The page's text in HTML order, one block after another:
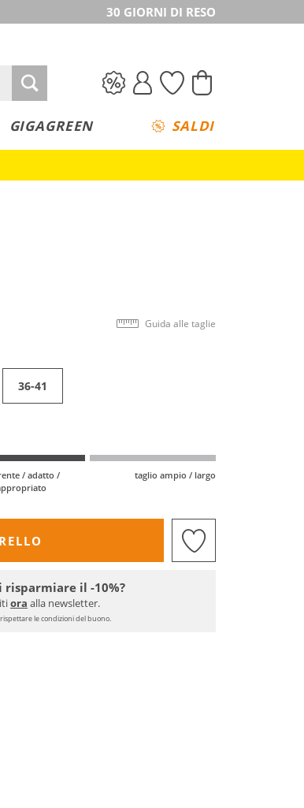
30 GIORNI DI RESO
GIGAGREEN SALDI
Guida alle taglie
36-41
/ adatto /
taglio ampio / largo
risparmiare il -10%?
ora alla newsletter.
le condizioni del buono.